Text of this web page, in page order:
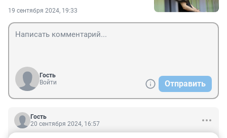
19 сентября 2024, 19:33
Гость
Войти
Отправить
Гость
20 сентября 2024, 16:57